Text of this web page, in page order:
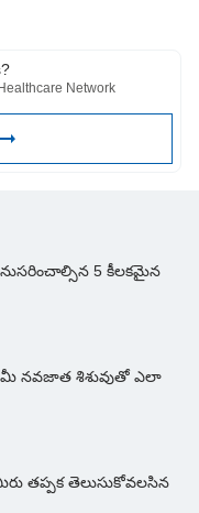
Network
5 కీలకమైన
మీ నవజాత శిశువుతో ఎలా
తప్పక తెలుసుకోవలసిన